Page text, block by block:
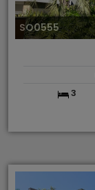
SO0555
3